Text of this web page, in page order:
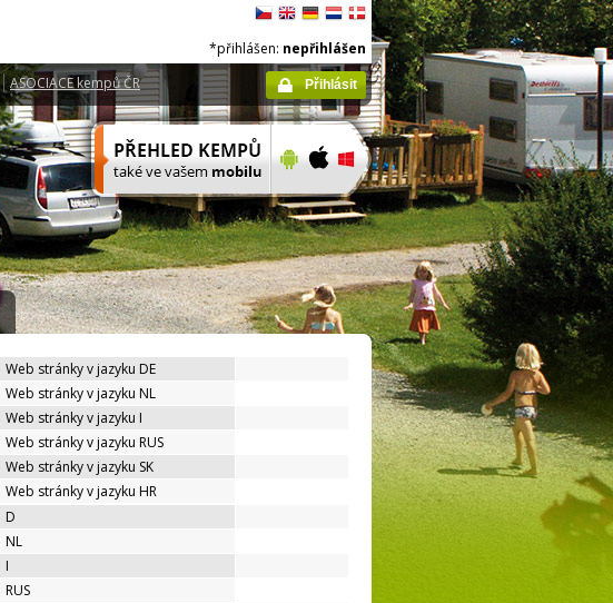
ASOCIACE kempů ČR
*přihlášen: nepřihlášen
Přihlásit
Web stránky v jazyku DE
Web stránky v jazyku NL
Web stránky v jazyku I
Web stránky v jazyku RUS
Web stránky v jazyku SK
Web stránky v jazyku HR
D
NL
I
RUS